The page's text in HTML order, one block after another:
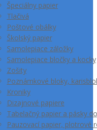
Špeciálny papier
Tlačivá
Poštové obálky
Školský papier
Samolepiace záložky
Samolepiace bločky a kocky
Zošity
Poznámkové bloky,
Kroniky
Dizajnové papiere
Tabelačný papier a pásky
Pauzovací papier, plotrové